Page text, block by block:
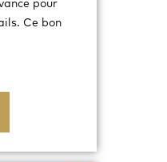
pour
Ce bon